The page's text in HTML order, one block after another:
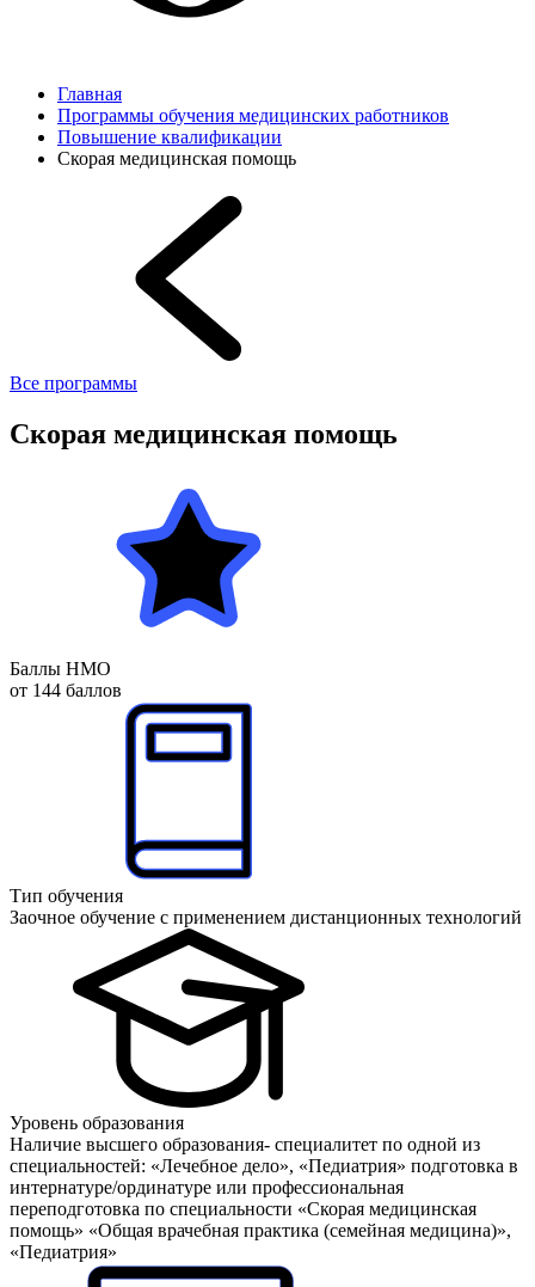
Главная
Программы обучения медицинских работников
Повышение квалификации
Скорая медицинская помощь
Все программы
Скорая медицинская помощь
Баллы НМО
от 144 баллов
Тип обучения
Заочное обучение с применением дистанционных технологий
Уровень образования
Наличие высшего образования- специалитет по одной из
специальностей: «Лечебное дело», «Педиатрия» подготовка в
интернатуре/ординатуре или профессиональная
переподготовка по специальности «Скорая медицинская
помощь» «Общая врачебная практика (семейная медицина)»,
«Педиатрия»